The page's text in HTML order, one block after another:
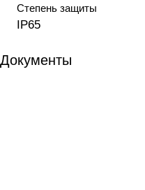
Степень защиты
IP65
Документы